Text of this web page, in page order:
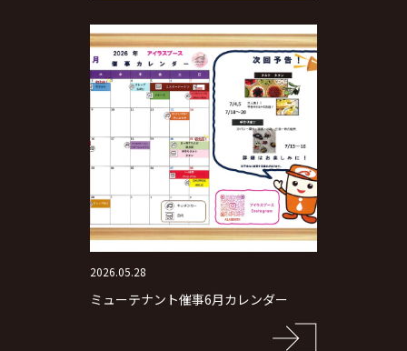
2026.05.28
ミューテナント催事6月カレンダー